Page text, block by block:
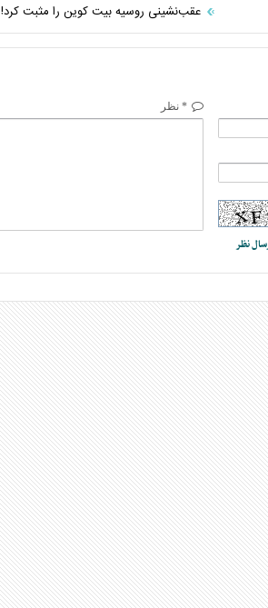
عقب‌نشینی روسیه بیت کوین را مثبت کرد!
* نظر